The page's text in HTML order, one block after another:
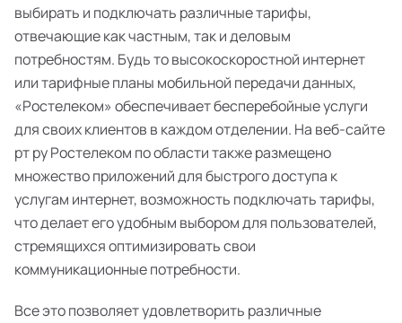
выбирать и подключать различные тарифы,
отвечающие как частным, так и деловым
потребностям. Будь то высокоскоростной интернет
или тарифные планы мобильной передачи данных,
«Ростелеком» обеспечивает бесперебойные услуги
для своих клиентов в каждом отделении. На веб-сайте
рт ру Ростелеком по области также размещено
множество приложений для быстрого доступа к
услугам интернет, возможность подключать тарифы,
что делает его удобным выбором для пользователей,
стремящихся оптимизировать свои
коммуникационные потребности.
Все это позволяет удовлетворить различные